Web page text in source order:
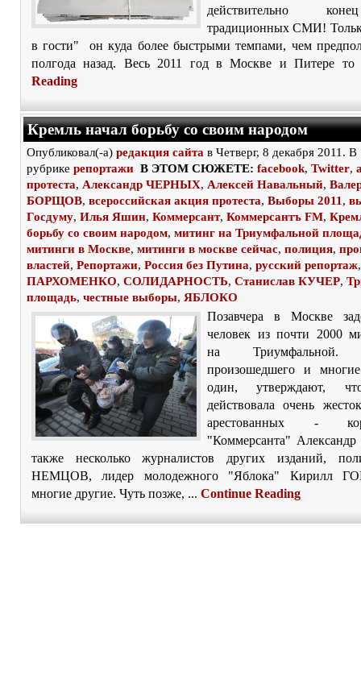
действительно
традиционных СМИ!
в гости" он куда более быстрыми темпами, чем
полгода назад. Весь 2011 год в Москве и Питере
Reading
Кремль начал борьбу со своим народом
Опубликовал(-а) редакция сайта в Четверг, 8 декабря 2011. В
рубрике репортажи В ЭТОМ СЮЖЕТЕ: facebook, Twitter,
протеста, Александр ЧЕРНЫХ, Алексей Навальный,
БОРЩОВ, всероссийская акция протеста, Выборы 2011 ,
Госдуму, Илья Яшин, Коммерсант, Коммерсантъ FM,
борьбу со своим народом, митинг на Триумфальной
митинги в Москве, митинги в москве сейчас, полиция,
властей, Репортажи, Россия без Путина, русский репортаж
ПАРХОМЕНКО, СОЛИДАРНОСТЬ, Станислав КУЧЕР,
площадь, честные выборы, ЯБЛОКО
Позавчера в Москве
человек из почти 2000
на Триумфальной.
произошедшего и
один, утверждают,
действовала очень
арестованных -
"Коммерсанта"
также несколько журналистов других изданий,
НЕМЦОВ, лидер молодежного "Яблока" Кирилл
многие другие. Чуть позже, ... Continue Reading